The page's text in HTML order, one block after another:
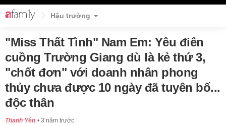
Hậu trường
"Miss Thất Tình" Nam Em: Yêu điên
cuồng Trường Giang dù là kẻ thứ 3,
"chốt đơn" với doanh nhân phong
thủy chưa được 10 ngày đã tuyên bố...
độc thân
Thanh Yên 3 năm trước